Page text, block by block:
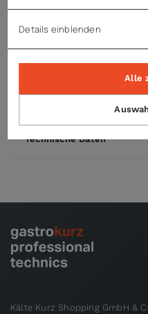
4 Transport-Kisten
längs- & stirnseitige Griff-
Handling
aus stabilen 6mm
Technische Daten
Kälte Kurz Shopping GmbH &
Details einblenden
Alle